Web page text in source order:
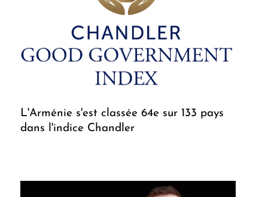
L'Arménie s'est classée 64e sur 133 pays
dans l'indice Chandler